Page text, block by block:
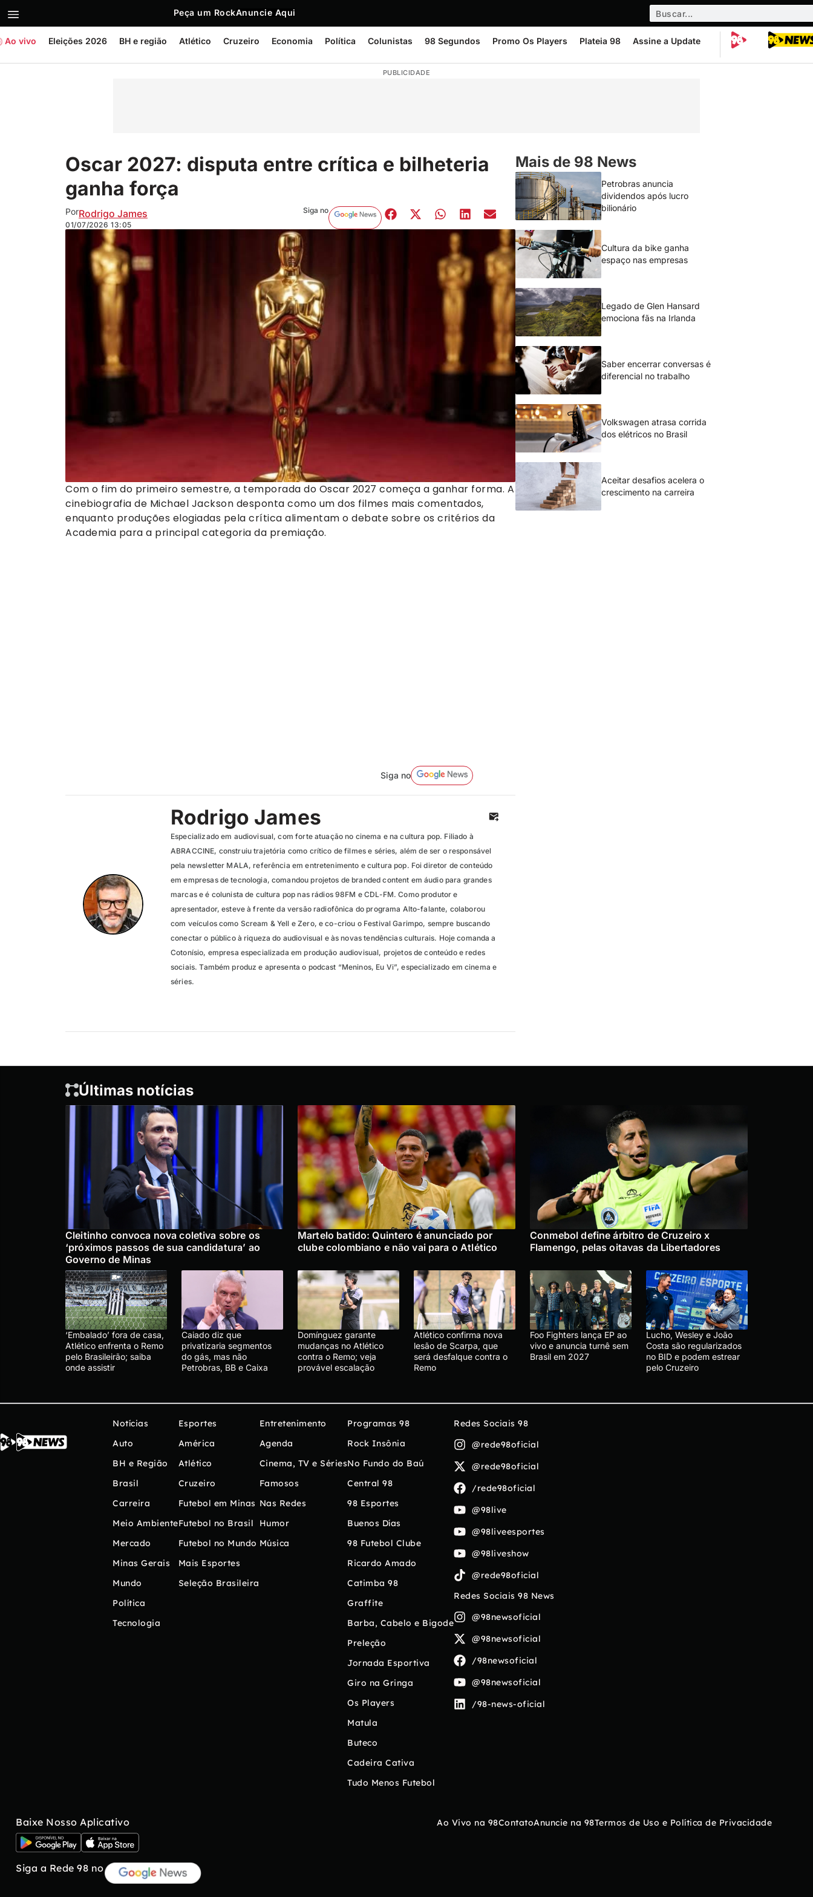
Peça um RockAnuncie Aqui
Ao vivo Eleições 2026 BH e região Atlético Cruzeiro Economia Política Colunistas 98 Segundos Promo Os Players Plateia 98 Assine a Update
PUBLICIDADE
Oscar 2027: disputa entre crítica e bilheteria
ganha força
PorRodrigo James
01/07/2026 13:05
Siga no
Com o fim do primeiro semestre, a temporada do Oscar 2027 começa a ganhar forma. A
cinebiografia de Michael Jackson desponta como um dos filmes mais comentados,
enquanto produções elogiadas pela crítica alimentam o debate sobre os critérios da
Academia para a principal categoria da premiação.
Siga no
Rodrigo James
Especializado em audiovisual, com forte atuação no cinema e na cultura pop. Filiado à
ABRACCINE, construiu trajetória como crítico de filmes e séries, além de ser o responsável
pela newsletter MALA, referência em entretenimento e cultura pop. Foi diretor de conteúdo
em empresas de tecnologia, comandou projetos de branded content em áudio para grandes
marcas e é colunista de cultura pop nas rádios 98FM e CDL-FM. Como produtor e
apresentador, esteve à frente da versão radiofônica do programa Alto-falante, colaborou
com veículos como Scream & Yell e Zero, e co-criou o Festival Garimpo, sempre buscando
conectar o público à riqueza do audiovisual e às novas tendências culturais. Hoje comanda a
Cotonísio, empresa especializada em produção audiovisual, projetos de conteúdo e redes
sociais. Também produz e apresenta o podcast “Meninos, Eu Vi”, especializado em cinema e
séries.
Mais de 98 News
Petrobras anuncia
dividendos após lucro
bilionário
Cultura da bike ganha
espaço nas empresas
Legado de Glen Hansard
emociona fãs na Irlanda
Saber encerrar conversas é
diferencial no trabalho
Volkswagen atrasa corrida
dos elétricos no Brasil
Aceitar desafios acelera o
crescimento na carreira
Últimas notícias
Cleitinho convoca nova coletiva sobre os
‘próximos passos de sua candidatura’ ao
Governo de Minas
Martelo batido: Quintero é anunciado por
clube colombiano e não vai para o Atlético
Conmebol define árbitro de Cruzeiro x
Flamengo, pelas oitavas da Libertadores
‘Embalado’ fora de casa,
Atlético enfrenta o Remo
pelo Brasileirão; saiba
onde assistir
Caiado diz que
privatizaria segmentos
do gás, mas não
Petrobras, BB e Caixa
Domínguez garante
mudanças no Atlético
contra o Remo; veja
provável escalação
Atlético confirma nova
lesão de Scarpa, que
será desfalque contra o
Remo
Foo Fighters lança EP ao
vivo e anuncia turnê sem
Brasil em 2027
Lucho, Wesley e João
Costa são regularizados
no BID e podem estrear
pelo Cruzeiro
Notícias
Auto
BH e Região
Brasil
Carreira
Meio Ambiente
Mercado
Minas Gerais
Mundo
Política
Tecnologia
Esportes
América
Atlético
Cruzeiro
Futebol em Minas
Futebol no Brasil
Futebol no Mundo
Mais Esportes
Seleção Brasileira
Entretenimento
Agenda
Cinema, TV e Séries
Famosos
Nas Redes
Humor
Música
Programas 98
Rock Insônia
No Fundo do Baú
Central 98
98 Esportes
Buenos Días
98 Futebol Clube
Ricardo Amado
Catimba 98
Graffite
Barba, Cabelo e Bigode
Preleção
Jornada Esportiva
Giro na Gringa
Os Players
Matula
Buteco
Cadeira Cativa
Tudo Menos Futebol
Redes Sociais 98
@rede98oficial
@rede98oficial
/rede98oficial
@98live
@98liveesportes
@98liveshow
@rede98oficial
Redes Sociais 98 News
@98newsoficial
@98newsoficial
/98newsoficial
@98newsoficial
/98-news-oficial
Baixe Nosso Aplicativo
Siga a Rede 98 no
Ao Vivo na 98ContatoAnuncie na 98Termos de Uso e Política de Privacidade